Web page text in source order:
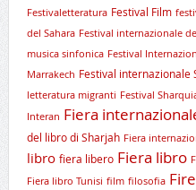
Festivaletteratura Festival Film
del Sahara Festival internazionale
musica sinfonica Festival
Marrakech Festival internazionale
letteratura migranti Festival
Interan Fiera
del libro di Sharjah Fiera
libro fiera libero Fiera libro
Fiera libro Tunisi film filosofia